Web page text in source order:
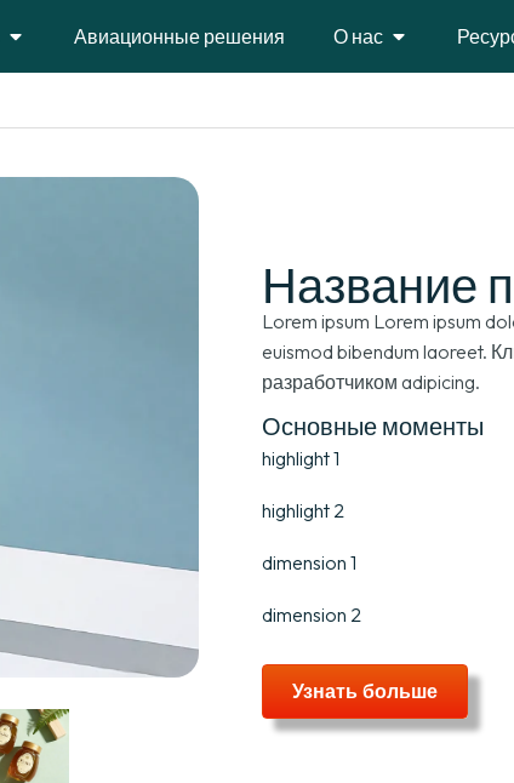
Авиационные решения О нас
Название
Lorem ipsum Lorem ipsum
euismod bibendum laoreet.
разработчиком adipicing.
Основные моменты
highlight1
highlight2
dimension 1
dimension 2
Узнать больше